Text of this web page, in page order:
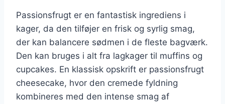
Passionsfrugt er en fantastisk ingrediens i
kager, da den tilføjer en frisk og syrlig smag,
der kan balancere sødmen i de fleste bagværk.
Den kan bruges i alt fra lagkager til muffins og
cupcakes. En klassisk opskrift er passionsfrugt
cheesecake, hvor den cremede fyldning
kombineres med den intense smag af